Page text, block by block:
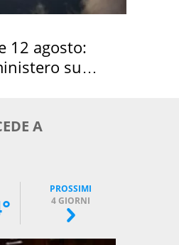
12 agosto:
su